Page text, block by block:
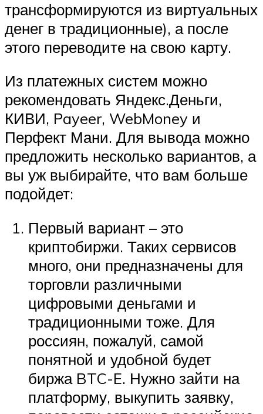
трансформируются из виртуальных
денег в традиционные), а после
этого переводите на свою карту.
Из платежных систем можно
рекомендовать Яндекс.Деньги,
КИВИ, Payeer, WebMoney и
Перфект Мани. Для вывода можно
предложить несколько вариантов, а
вы уж выбирайте, что вам больше
подойдет:
Первый вариант – это
криптобиржи. Таких сервисов
много, они предназначены для
торговли различными
цифровыми деньгами и
традиционными тоже. Для
россиян, пожалуй, самой
понятной и удобной будет
биржа BTC-E. Нужно зайти на
платформу, выкупить заявку,